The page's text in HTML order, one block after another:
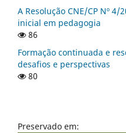
A Resolução CNE/CP Nº
inicial em pedagogia
86
Formação continuada e
desafios e perspectivas
80
Preservado em: